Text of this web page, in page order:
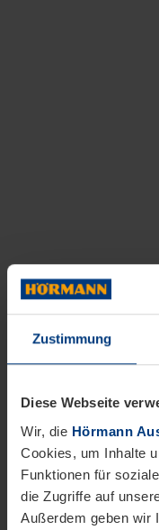
Zustimmung
Diese Webseite
Wir, die Hörmann
Cookies, um Inhalte
Funktionen für
die Zugriffe auf
Außerdem geben wir